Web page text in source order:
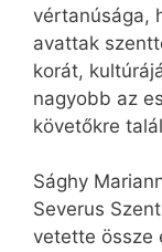
vértanúsága,
avattak
korát,
nagyobb az
követőkre
Sághy
Severus
vetette össze